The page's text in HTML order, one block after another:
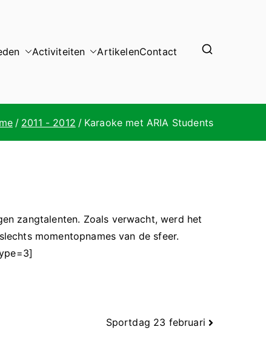
Activiteiten ArtikelenContact
2011 - 2012 Karaoke met ARIA Students
zangtalenten. Zoals verwacht, werd het
momentopnames van de sfeer.
Sportdag 23 februari